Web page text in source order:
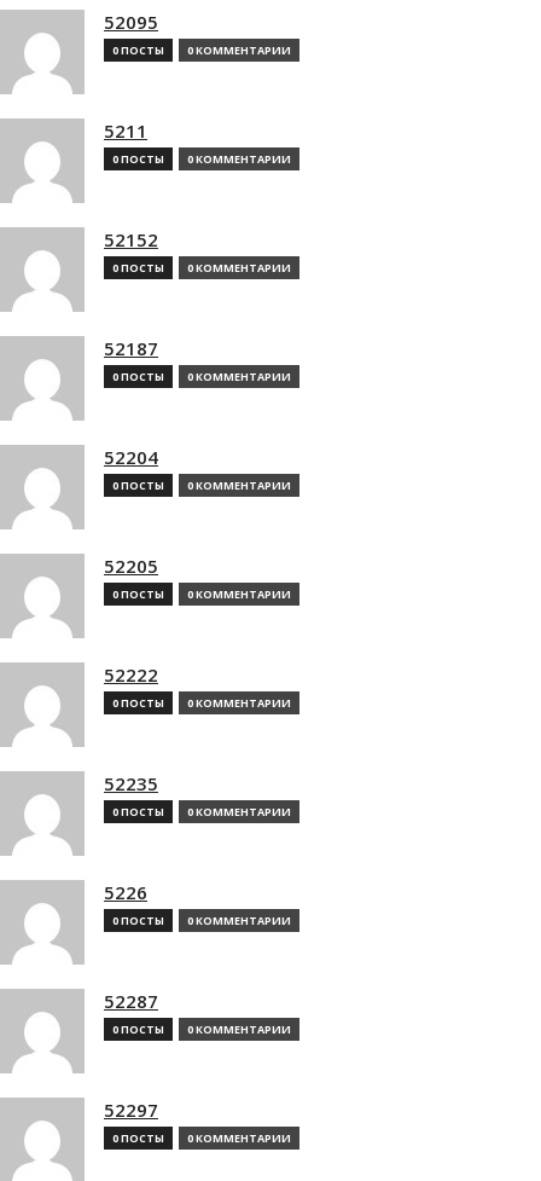
52095
0 ПОСТЫ 0 КОММЕНТАРИИ
5211
0 ПОСТЫ 0 КОММЕНТАРИИ
52152
0 ПОСТЫ 0 КОММЕНТАРИИ
52187
0 ПОСТЫ 0 КОММЕНТАРИИ
52204
0 ПОСТЫ 0 КОММЕНТАРИИ
52205
0 ПОСТЫ 0 КОММЕНТАРИИ
52222
0 ПОСТЫ 0 КОММЕНТАРИИ
52235
0 ПОСТЫ 0 КОММЕНТАРИИ
5226
0 ПОСТЫ 0 КОММЕНТАРИИ
52287
0 ПОСТЫ 0 КОММЕНТАРИИ
52297
0 ПОСТЫ 0 КОММЕНТАРИИ